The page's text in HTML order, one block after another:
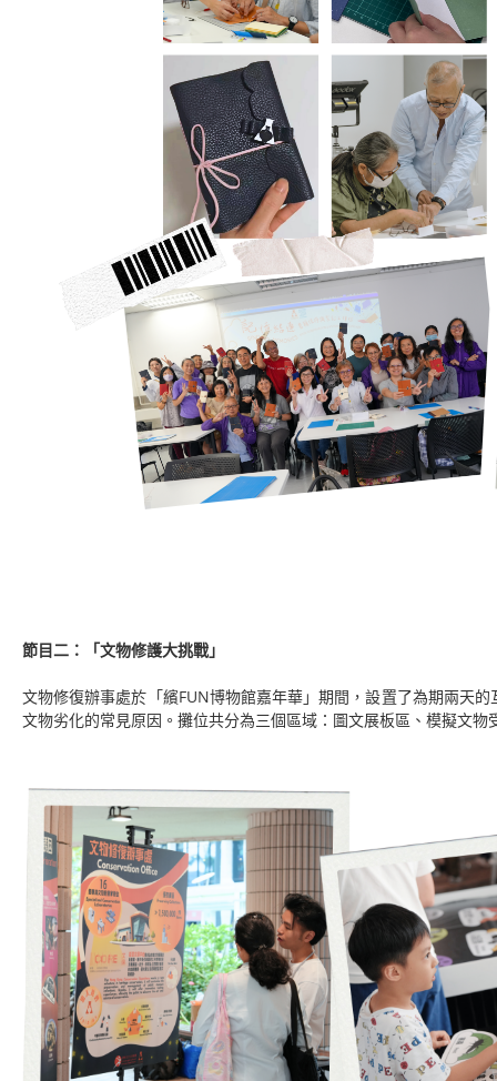
節目二：「文物修護大挑戰」
文物修復辦事處於「繽FUN博物館嘉年華」期間，設置了為期兩天
文物劣化的常見原因。攤位共分為三個區域：圖文展板區、模擬文